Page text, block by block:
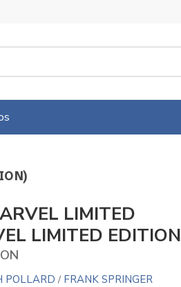
LIMITED
LIMITED EDITION
POLLARD / FRANK SPRINGER